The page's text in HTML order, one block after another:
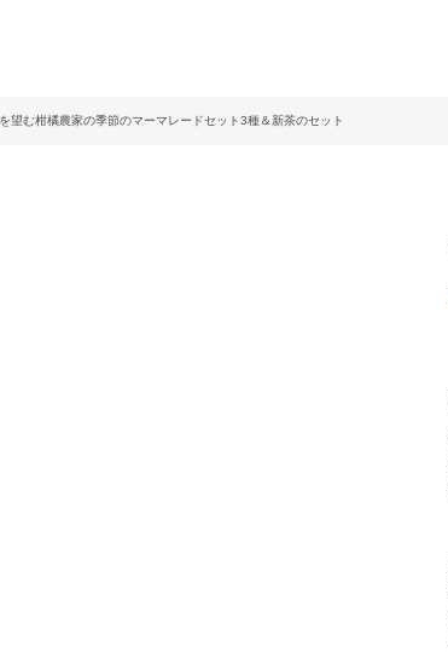
望む柑橘農家の季節のマーマレードセット3種＆新茶のセット